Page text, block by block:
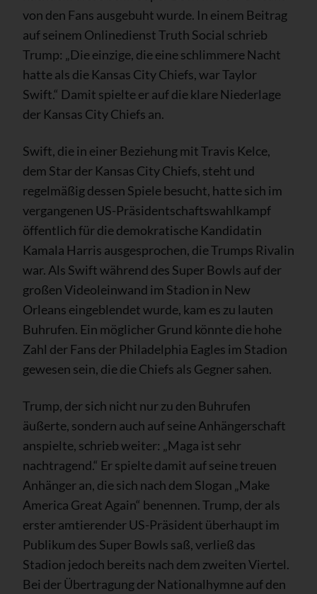
von den Fans ausgebuht wurde. In einem Beitrag
auf seinem Onlinedienst Truth Social schrieb
Trump: „Die einzige, die eine schlimmere Nacht
hatte als die Kansas City Chiefs, war Taylor
Swift.“ Damit spielte er auf die klare Niederlage
der Kansas City Chiefs an.
Swift, die in einer Beziehung mit Travis Kelce,
dem Star der Kansas City Chiefs, steht und
regelmäßig dessen Spiele besucht, hatte sich im
vergangenen US-Präsidentschaftswahlkampf
öffentlich für die demokratische Kandidatin
Kamala Harris ausgesprochen, die Trumps Rivalin
war. Als Swift während des Super Bowls auf der
großen Videoleinwand im Stadion in New
Orleans eingeblendet wurde, kam es zu lauten
Buhrufen. Ein möglicher Grund könnte die hohe
Zahl der Fans der Philadelphia Eagles im Stadion
gewesen sein, die die Chiefs als Gegner sahen.
Trump, der sich nicht nur zu den Buhrufen
äußerte, sondern auch auf seine Anhängerschaft
anspielte, schrieb weiter: „Maga ist sehr
nachtragend.“ Er spielte damit auf seine treuen
Anhänger an, die sich nach dem Slogan „Make
America Great Again“ benennen. Trump, der als
erster amtierender US-Präsident überhaupt im
Publikum des Super Bowls saß, verließ das
Stadion jedoch bereits nach dem zweiten Viertel.
Bei der Übertragung der Nationalhymne auf den